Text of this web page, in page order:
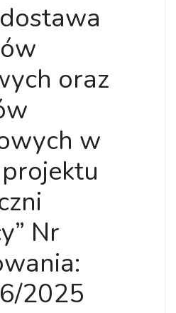
oraz
w
Nr
2025